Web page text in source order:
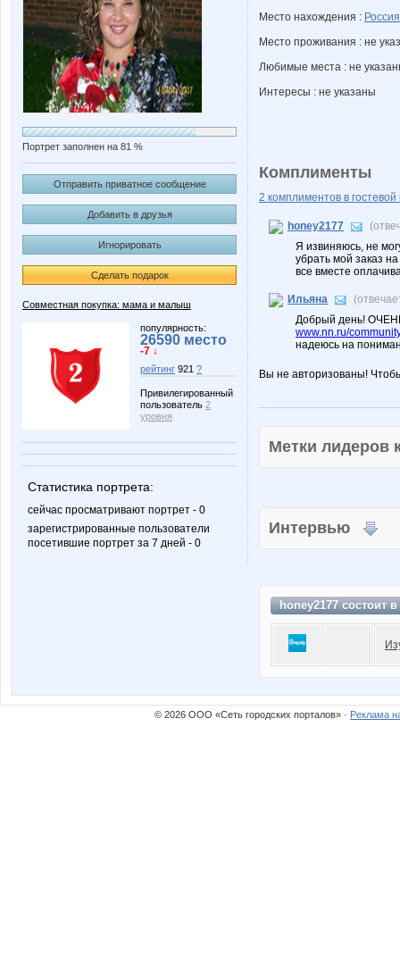
Портрет заполнен на 81 %
Отправить приватное сообщение
Добавить в друзья
Игнорировать
Сделать подарок
Совместная покупка: мама и малыш
популярность:
26590 место
-7 ↓
рейтинг 921 ?
Привилегированный
пользователь 2
уровня
Статистика портрета:
сейчас просматривают портрет - 0
зарегистрированные пользователи
посетившие портрет за 7 дней - 0
Место нахождения : Россия
Место проживания : не
Любимые места : не
Интересы : не указаны
Комплименты
2 комплиментов в гостевой
honey2177
Я извиняюсь, не
убрать мой заказ
все вместе
Ильяна
Добрый день!
www.nn.ru/
надеюсь на
Вы не авторизованы!
Метки
Интервью
honey2177 состоит в
© 2026 ООО «Сеть городских порталов» · Реклама